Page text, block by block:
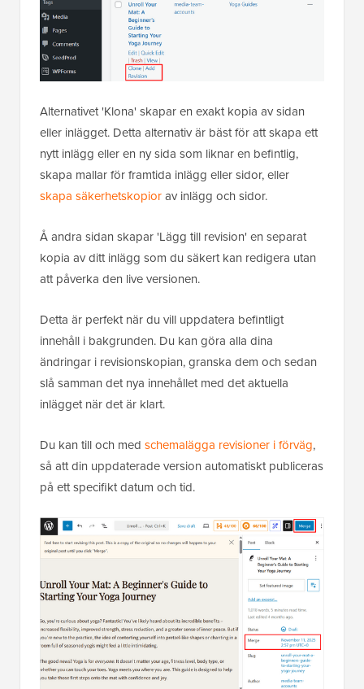
Alternativet 'Klona' skapar en exakt kopia av sidan
eller inlägget. Detta alternativ är bäst för att skapa ett
nytt inlägg eller en ny sida som liknar en befintlig,
skapa mallar för framtida inlägg eller sidor, eller
skapa säkerhetskopiorav inlägg och sidor.
Å andra sidan skapar 'Lägg till revision' en separat
kopia av ditt inlägg som du säkert kan redigera utan
att påverka den live versionen.
Detta är perfekt när du vill uppdatera befintligt
innehåll i bakgrunden. Du kan göra alla dina
ändringar i revisionskopian, granska dem och sedan
slå samman det nya innehållet med det aktuella
inlägget när det är klart.
Du kan till och med schemalägga revisioner i förväg,
så att din uppdaterade version automatiskt publiceras
på ett specifikt datum och tid.